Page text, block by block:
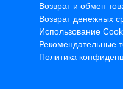
Возврат и обмен
Возврат денежных
Использование
Рекомендательные
Политика